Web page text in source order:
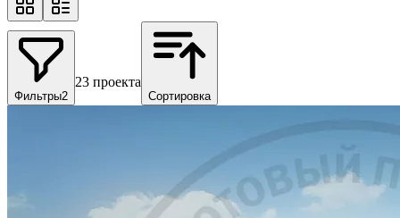
Фильтры2
23 проекта
Сортировка